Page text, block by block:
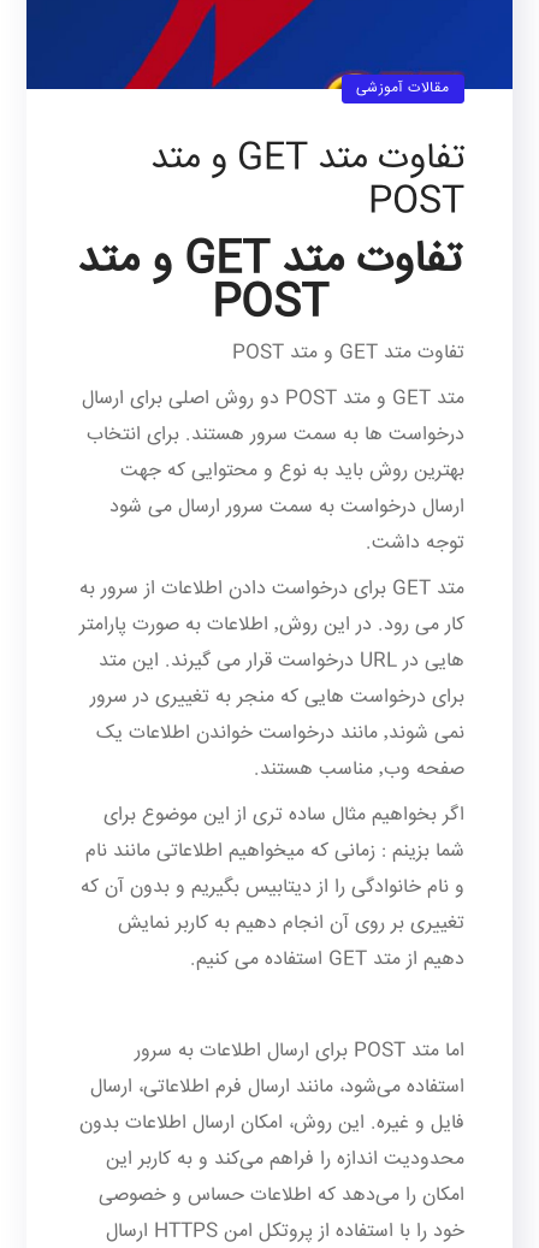
مقالات آموزشی
تفاوت متد GET و متد
POST
تفاوت متد GET و متد
POST
تفاوت متد GET و متد POST
متد GET و متد POST دو روش اصلی برای ارسال
درخواست ها به سمت سرور هستند. برای انتخاب
بهترین روش باید به نوع و محتوایی که جهت
ارسال درخواست به سمت سرور ارسال می شود
توجه داشت.
متد GET برای درخواست دادن اطلاعات از سرور به
کار می رود. در این روش٬ اطلاعات به صورت پارامتر
هایی در URL درخواست قرار می گیرند. این متد
برای درخواست هایی که منجر به تغییری در سرور
نمی شوند٬ مانند درخواست خواندن اطلاعات یک
صفحه وب٬ مناسب هستند.
اگر بخواهیم مثال ساده تری از این موضوع برای
شما بزینم : زمانی که میخواهیم اطلاعاتی مانند نام
و نام خانوادگی را از دیتابیس بگیریم و بدون آن که
تغییری بر روی آن انجام دهیم به کاربر نمایش
دهیم از متد GET استفاده می کنیم.
اما متد POST برای ارسال اطلاعات به سرور
استفاده می‌شود، مانند ارسال فرم اطلاعاتی، ارسال
فایل و غیره. این روش، امکان ارسال اطلاعات بدون
محدودیت اندازه را فراهم می‌کند و به کاربر این
امکان را می‌دهد که اطلاعات حساس و خصوصی
خود را با استفاده از پروتکل امن HTTPS ارسال